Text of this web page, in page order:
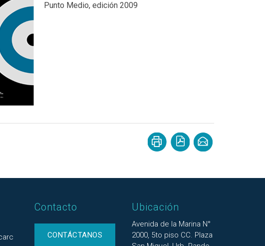
Punto Medio, edición 2009
Contacto
CONTÁCTANOS
Ubicación
Avenida de la Marina N°
2000, 5to piso CC. Plaza